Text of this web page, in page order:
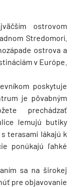
ostrovom
Stredomorí.
ostrova a
v Európe.
poskytuje
je pôvabným
prechádzať
lemujú butiky
terasami lákajú k
ponúkajú ľahké
sa na širokej
pre objavovanie